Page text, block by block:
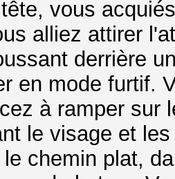
vous
alliez attirer
derrière
en mode furtif.
à ramper sur
le visage et
chemin plat,